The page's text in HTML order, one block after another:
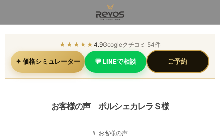
★★★★★ 4.9Googleクチコミ 54件
✦ 価格シミュレーター 💬 LINEで相談 ご予約
お客様の声 ポルシェカレラＳ様
お客様の声